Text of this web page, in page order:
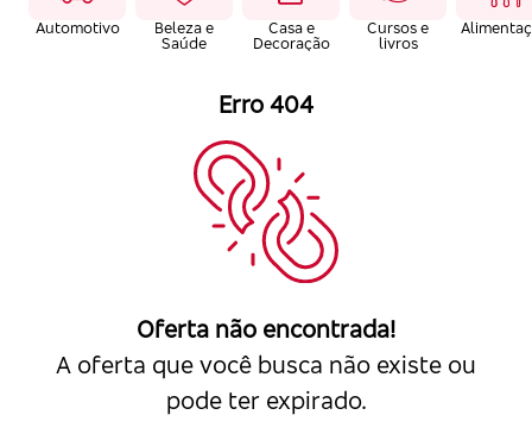
Automotivo
Beleza e
Saúde
Casa e
Decoração
Cursos e
livros
Erro 404
Oferta não encontrada!
A oferta que você busca não existe ou
pode ter expirado.